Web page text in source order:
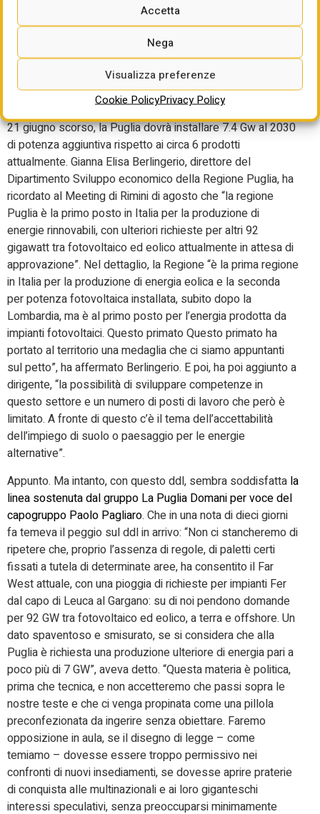
Accetta
Nega
Visualizza preferenze
Cookie PolicyPrivacy Policy
Quanta energia pulita
produce e dovrà produrre la
Puglia al 2030
Secondo la tabella contenuta nel decreto Aree idonee del
21 giugno scorso, la Puglia dovrà installare 7.4 Gw al 2030
di potenza aggiuntiva rispetto ai circa 6 prodotti
attualmente. Gianna Elisa Berlingerio, direttore del
Dipartimento Sviluppo economico della Regione Puglia, ha
ricordato al Meeting di Rimini di agosto che “la regione
Puglia è la primo posto in Italia per la produzione di
energie rinnovabili, con ulteriori richieste per altri 92
gigawatt tra fotovoltaico ed eolico attualmente in attesa di
approvazione”. Nel dettaglio, la Regione “è la prima regione
in Italia per la produzione di energia eolica e la seconda
per potenza fotovoltaica installata, subito dopo la
Lombardia, ma è al primo posto per l’energia prodotta da
impianti fotovoltaici. Questo primato Questo primato ha
portato al territorio una medaglia che ci siamo appuntanti
sul petto”, ha affermato Berlingerio. E poi, ha poi aggiunto a
dirigente, “la possibilità di sviluppare competenze in
questo settore e un numero di posti di lavoro che però è
limitato. A fronte di questo c’è il tema dell’accettabilità
dell’impiego di suolo o paesaggio per le energie
alternative”.
Appunto. Ma intanto, con questo ddl, sembra soddisfatta la
linea sostenuta dal gruppo La Puglia Domani per voce del
capogruppo Paolo Pagliaro. Che in una nota di dieci giorni
fa temeva il peggio sul ddl in arrivo: “Non ci stancheremo di
ripetere che, proprio l’assenza di regole, di paletti certi
fissati a tutela di determinate aree, ha consentito il Far
West attuale, con una pioggia di richieste per impianti Fer
dal capo di Leuca al Gargano: su di noi pendono domande
per 92 GW tra fotovoltaico ed eolico, a terra e offshore. Un
dato spaventoso e smisurato, se si considera che alla
Puglia è richiesta una produzione ulteriore di energia pari a
poco più di 7 GW”, aveva detto. “Questa materia è politica,
prima che tecnica, e non accetteremo che passi sopra le
nostre teste e che ci venga propinata come una pillola
preconfezionata da ingerire senza obiettare. Faremo
opposizione in aula, se il disegno di legge – come
temiamo – dovesse essere troppo permissivo nei
confronti di nuovi insediamenti, se dovesse aprire praterie
di conquista alle multinazionali e ai loro giganteschi
interessi speculativi, senza preoccuparsi minimamente